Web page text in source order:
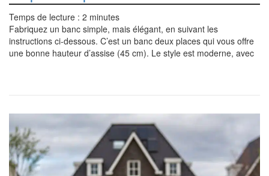
Temps de lecture : 2 minutes
Fabriquez un banc simple, mais élégant, en suivant les
instructions ci-dessous. C’est un banc deux places qui vous offre
une bonne hauteur d’assise (45 cm). Le style est moderne, avec